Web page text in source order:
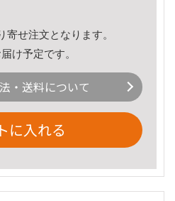
寄せ注文となります。
け予定です。
・送料について
に入れる